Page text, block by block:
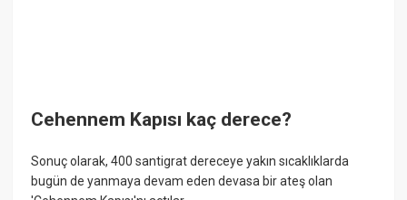
Cehennem Kapısı kaç derece?
Sonuç olarak, 400 santigrat dereceye yakın sıcaklıklarda
bugün de yanmaya devam eden devasa bir ateş olan